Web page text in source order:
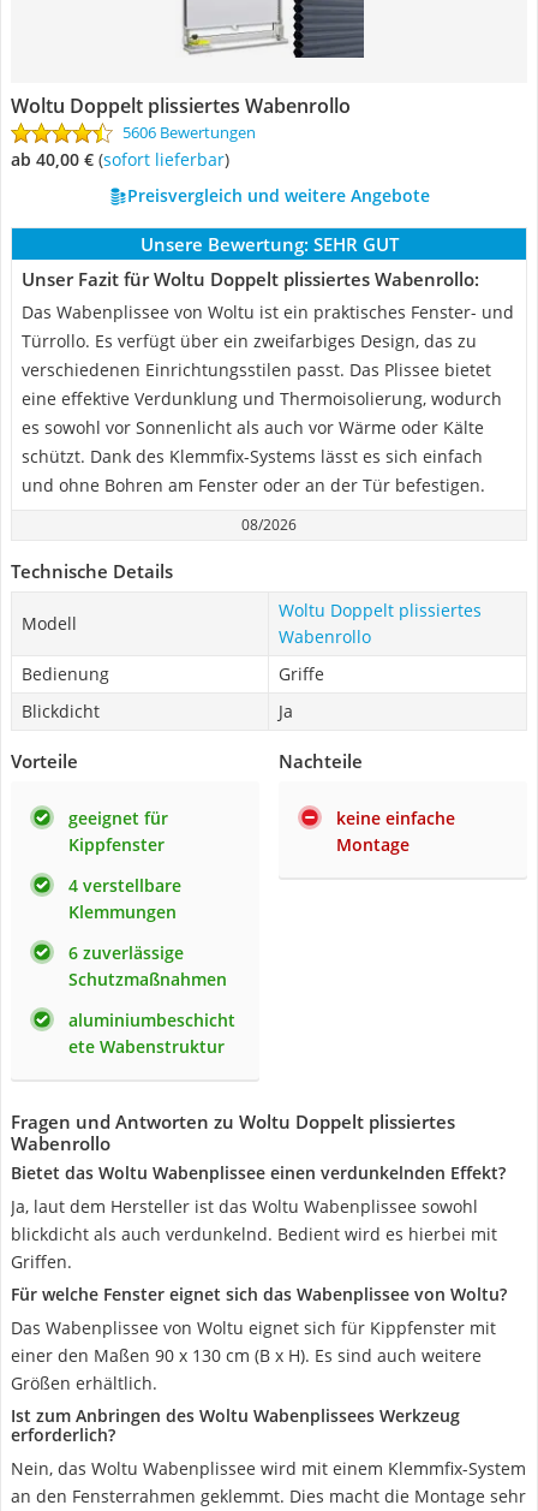
Woltu Doppelt plissiertes Wabenrollo
5606 Bewertungen
ab 40,00 € ( Sofort lieferbar)
Preisvergleich und weitere Angebote
Unsere Bewertung: SEHR GUT
Unser Fazit für Woltu Doppelt plissiertes Wabenrollo:
Das Wabenplissee von Woltu ist ein praktisches Fenster- und
Türrollo. Es verfügt über ein zweifarbiges Design, das zu
verschiedenen Einrichtungsstilen passt. Das Plissee bietet
eine effektive Verdunklung und Thermoisolierung, wodurch
es sowohl vor Sonnenlicht als auch vor Wärme oder Kälte
schützt. Dank des Klemmfix-Systems lässt es sich einfach
und ohne Bohren am Fenster oder an der Tür befestigen.
08/2026
Technische Details
Modell
Woltu Doppelt plissiertes
Wabenrollo
Bedienung
Griffe
Blickdicht
Ja
Vorteile
geeignet für
Kippfenster
4 verstellbare
Klemmungen
6 zuverlässige
Schutzmaßnahmen
aluminiumbeschicht
ete Wabenstruktur
Nachteile
keine einfache
Montage
Fragen und Antworten zu Woltu Doppelt plissiertes
Wabenrollo
Bietet das Woltu Wabenplissee einen verdunkelnden Effekt?
Ja, laut dem Hersteller ist das Woltu Wabenplissee sowohl
blickdicht als auch verdunkelnd. Bedient wird es hierbei mit
Griffen.
Für welche Fenster eignet sich das Wabenplissee von Woltu?
Das Wabenplissee von Woltu eignet sich für Kippfenster mit
einer den Maßen 90 x 130 cm (B x H). Es sind auch weitere
Größen erhältlich.
Ist zum Anbringen des Woltu Wabenplissees Werkzeug
erforderlich?
Nein, das Woltu Wabenplissee wird mit einem Klemmfix-System
an den Fensterrahmen geklemmt. Dies macht die Montage sehr